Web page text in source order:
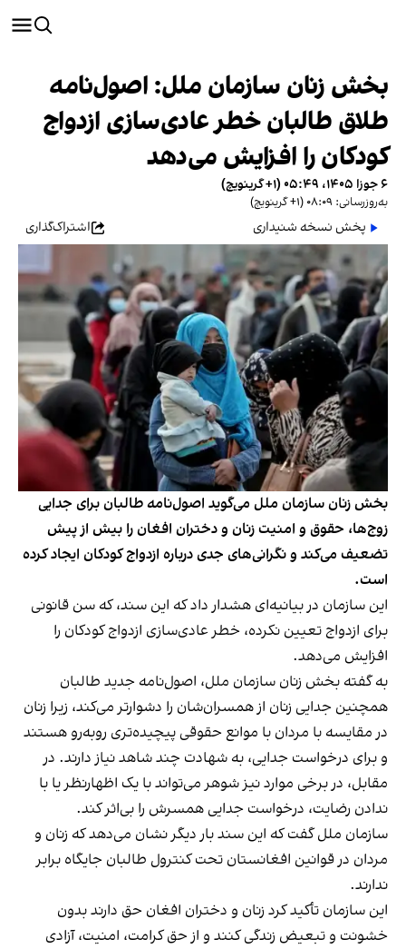
بخش زنان سازمان ملل: اصول‌نامه
طلاق طالبان خطر عادی‌سازی ازدواج
کودکان را افزایش می‌دهد
۶ جوزا ۱۴۰۵، ۰۵:۴۹ (‎+۱ گرینویچ)
به‌روزرسانی: ۰۸:۰۹ (‎+۱ گرینویچ)
پخش نسخه شنیداری اشتراک‌گذاری
بخش زنان سازمان ملل می‌گوید اصول‌نامه طالبان برای جدایی
زوج‌ها، حقوق و امنیت زنان و دختران افغان را بیش از پیش
تضعیف می‌کند و نگرانی‌های جدی درباره ازدواج کودکان ایجاد کرده
است.
این سازمان در بیانیه‌ای هشدار داد که این سند، که سن قانونی
برای ازدواج تعیین نکرده، خطر عادی‌سازی ازدواج کودکان را
افزایش می‌دهد.
به گفته بخش زنان سازمان ملل، اصول‌نامه جدید طالبان
همچنین جدایی زنان از همسران‌شان را دشوارتر می‌کند، زیرا زنان
در مقایسه با مردان با موانع حقوقی پیچیده‌تری روبه‌رو هستند
و برای درخواست جدایی، به شهادت چند شاهد نیاز دارند. در
مقابل، در برخی موارد نیز شوهر می‌تواند با یک اظهارنظر یا با
ندادن رضایت، درخواست جدایی همسرش را بی‌اثر کند.
سازمان ملل گفت که این سند بار دیگر نشان می‌دهد که زنان و
مردان در قوانین افغانستان تحت کنترول طالبان جایگاه برابر
ندارند.
این سازمان تأکید کرد زنان و دختران افغان حق دارند بدون
خشونت و تبعیض زندگی کنند و از حق کرامت، امنیت، آزادی